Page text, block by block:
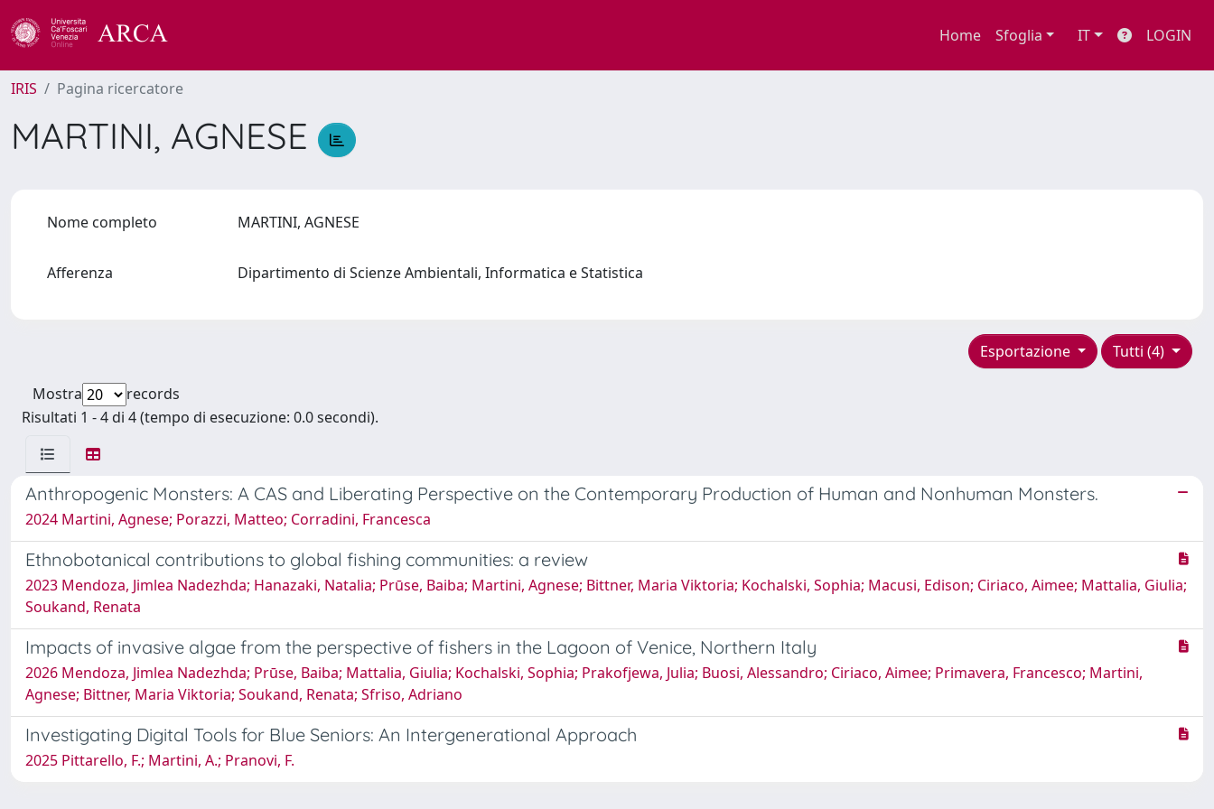
Home Sfoglia IT LOGIN
IRIS Pagina ricercatore
MARTINI, AGNESE
Nome completo MARTINI, AGNESE
Afferenza Dipartimento di Scienze Ambientali, Informatica e Statistica
Tutti (4)
Esportazione
Mostra
records
Risultati 1 - 4 di 4 (tempo di esecuzione: 0.0 secondi).
Anthropogenic Monsters: A CAS and Liberating Perspective on the Contemporary Production of Human and Nonhuman Monsters.
2024 Martini, Agnese; Porazzi, Matteo; Corradini, Francesca
Ethnobotanical contributions to global fishing communities: a review
2023 Mendoza, Jimlea Nadezhda; Hanazaki, Natalia; Prūse, Baiba; Martini, Agnese; Bittner, Maria Viktoria; Kochalski, Sophia; Macusi, Edison; Ciriaco, Aimee; Mattalia, Giulia;
Soukand, Renata
Impacts of invasive algae from the perspective of fishers in the Lagoon of Venice, Northern Italy
2026 Mendoza, Jimlea Nadezhda; Prūse, Baiba; Mattalia, Giulia; Kochalski, Sophia; Prakofjewa, Julia; Buosi, Alessandro; Ciriaco, Aimee; Primavera, Francesco; Martini,
Agnese; Bittner, Maria Viktoria; Soukand, Renata; Sfriso, Adriano
Investigating Digital Tools for Blue Seniors: An Intergenerational Approach
2025 Pittarello, F.; Martini, A.; Pranovi, F.